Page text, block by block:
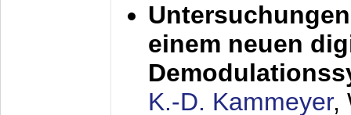
einem neuen
K.-D. Kammeyer,